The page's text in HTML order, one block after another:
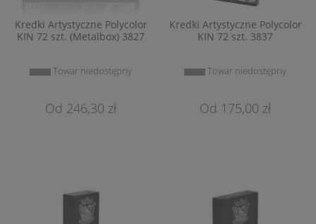
Kredki Artystyczne Polycolor
KIN 72 szt. (Metalbox) 3827
Towar niedostępny
246,30 zł
Kredki Artystyczne Polycolor
KIN 72 szt. 3837
Towar niedostępny
175,00 zł